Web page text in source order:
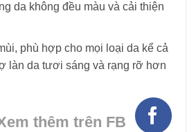
da không đều màu và cải thiện
phù hợp cho mọi loại da kể cả
làn da tươi sáng và rạng rỡ hơn
thêm trên FB